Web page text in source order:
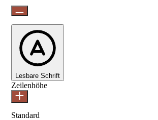
Lesbare Schrift
Zeilenhöhe
Standard